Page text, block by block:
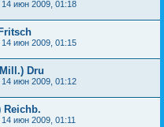
14 июн 2009, 01:18
14 июн 2009, 01:15
Dru
14 июн 2009, 01:12
Reichb.
14 июн 2009, 01:11